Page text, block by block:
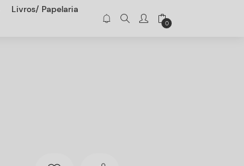
Livros/ Papelaria
0